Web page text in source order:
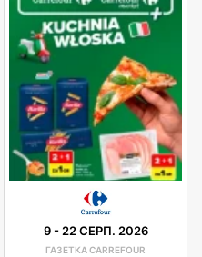
9-22 СЕРП. 2026
ГАЗЕТКА CARREFOUR